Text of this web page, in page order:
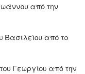
από την
από το
Γεωργίου από την